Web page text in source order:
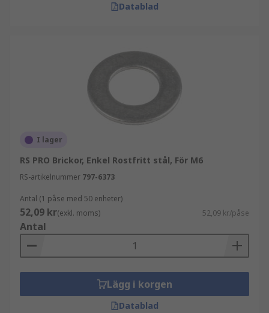
Datablad
I lager
RS PRO Brickor, Enkel Rostfritt stål, För M6
RS-artikelnummer 797-6373
Antal (1 påse med 50 enheter)
52,09 kr(exkl. moms) 52,09 kr/påse
Antal
Lägg i korgen
Datablad